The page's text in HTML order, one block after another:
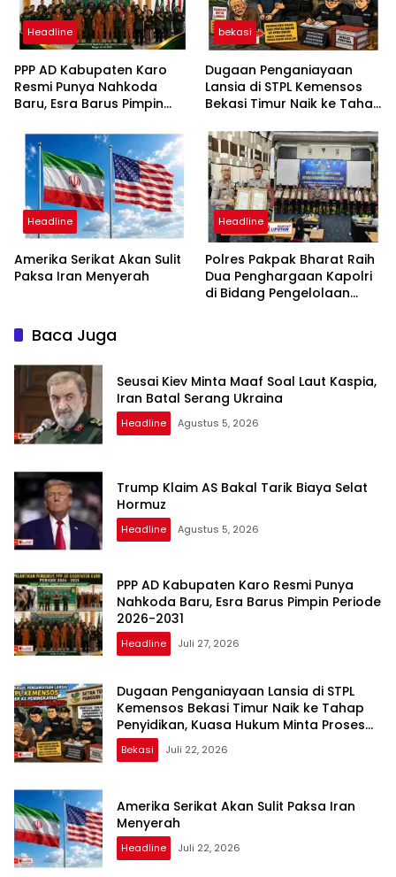
Headline
PPP AD Kabupaten Karo
Resmi Punya Nahkoda
Baru, Esra Barus Pimpin
bekasi
Dugaan Penganiayaan
Lansia di STPL Kemensos
Bekasi Timur Naik ke Tahap
Minta Proses Transparan
dan Bebas Intervensi
Headline
Amerika Serikat Akan Sulit
Paksa Iran Menyerah
Headline
Polres Pakpak Bharat Raih
Dua Penghargaan Kapolri
di Bidang Pengelolaan
Baca Juga
Seusai Kiev Minta Maaf Soal Laut Kaspia,
Iran Batal Serang Ukraina
Headline Agustus 5, 2026
Trump Klaim AS Bakal Tarik Biaya Selat
Hormuz
Headline Agustus 5, 2026
PPP AD Kabupaten Karo Resmi Punya
Nahkoda Baru, Esra Barus Pimpin Periode
2026-2031
Headline Juli 27, 2026
Dugaan Penganiayaan Lansia di STPL
Kemensos Bekasi Timur Naik ke Tahap
Penyidikan, Kuasa Hukum Minta Proses
Transparan dan Bebas Intervensi
Bekasi Juli 22, 2026
Amerika Serikat Akan Sulit Paksa Iran
Menyerah
Headline Juli 22, 2026